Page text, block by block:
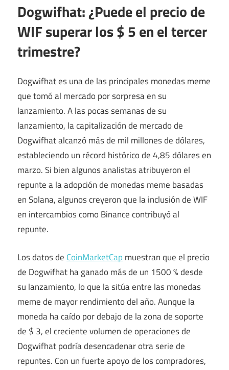
Dogwifhat: ¿Puede el precio de
WIF superar los $ 5 en el tercer
trimestre?
Dogwifhat es una de las principales monedas meme
que tomó al mercado por sorpresa en su
lanzamiento. A las pocas semanas de su
lanzamiento, la capitalización de mercado de
Dogwifhat alcanzó más de mil millones de dólares,
estableciendo un récord histórico de 4,85 dólares en
marzo. Si bien algunos analistas atribuyeron el
repunte a la adopción de monedas meme basadas
en Solana, algunos creyeron que la inclusión de WIF
en intercambios como Binance contribuyó al
repunte.
Los datos de CoinMarketCap muestran que el precio
de Dogwifhat ha ganado más de un 1500 % desde
su lanzamiento, lo que la sitúa entre las monedas
meme de mayor rendimiento del año. Aunque la
moneda ha caído por debajo de la zona de soporte
de $ 3, el creciente volumen de operaciones de
Dogwifhat podría desencadenar otra serie de
repuntes. Con un fuerte apoyo de los compradores,